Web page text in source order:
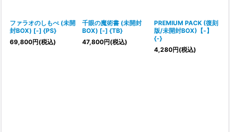
ファラオのしもべ (未開
封BOX) [-] {PS}
69,800円(税込)
千眼の魔術書 (未開封
BOX) [-] {TB}
47,800円(税込)
PREMIUM PACK (復刻
版/未開封BOX)【-】
{-}
4,280円(税込)